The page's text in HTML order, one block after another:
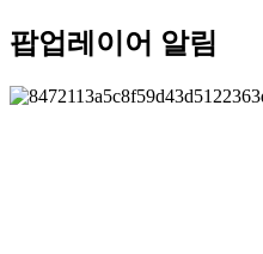
팝업레이어 알림